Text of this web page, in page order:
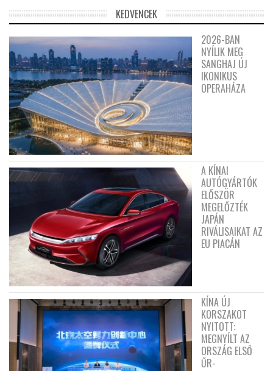
KEDVENCEK
2026-BAN
NYÍLIK MEG
SANGHAJ ÚJ
IKONIKUS
OPERAHÁZA
A KÍNAI
AUTÓGYÁRTÓK
ELŐSZÖR
MEGELŐZTÉK
JAPÁN
RIVÁLISAIKAT AZ
EU PIACÁN
KÍNA ÚJ
KORSZAKOT
NYITOTT:
MEGNYÍLT AZ
ORSZÁG ELSŐ
ŰR-